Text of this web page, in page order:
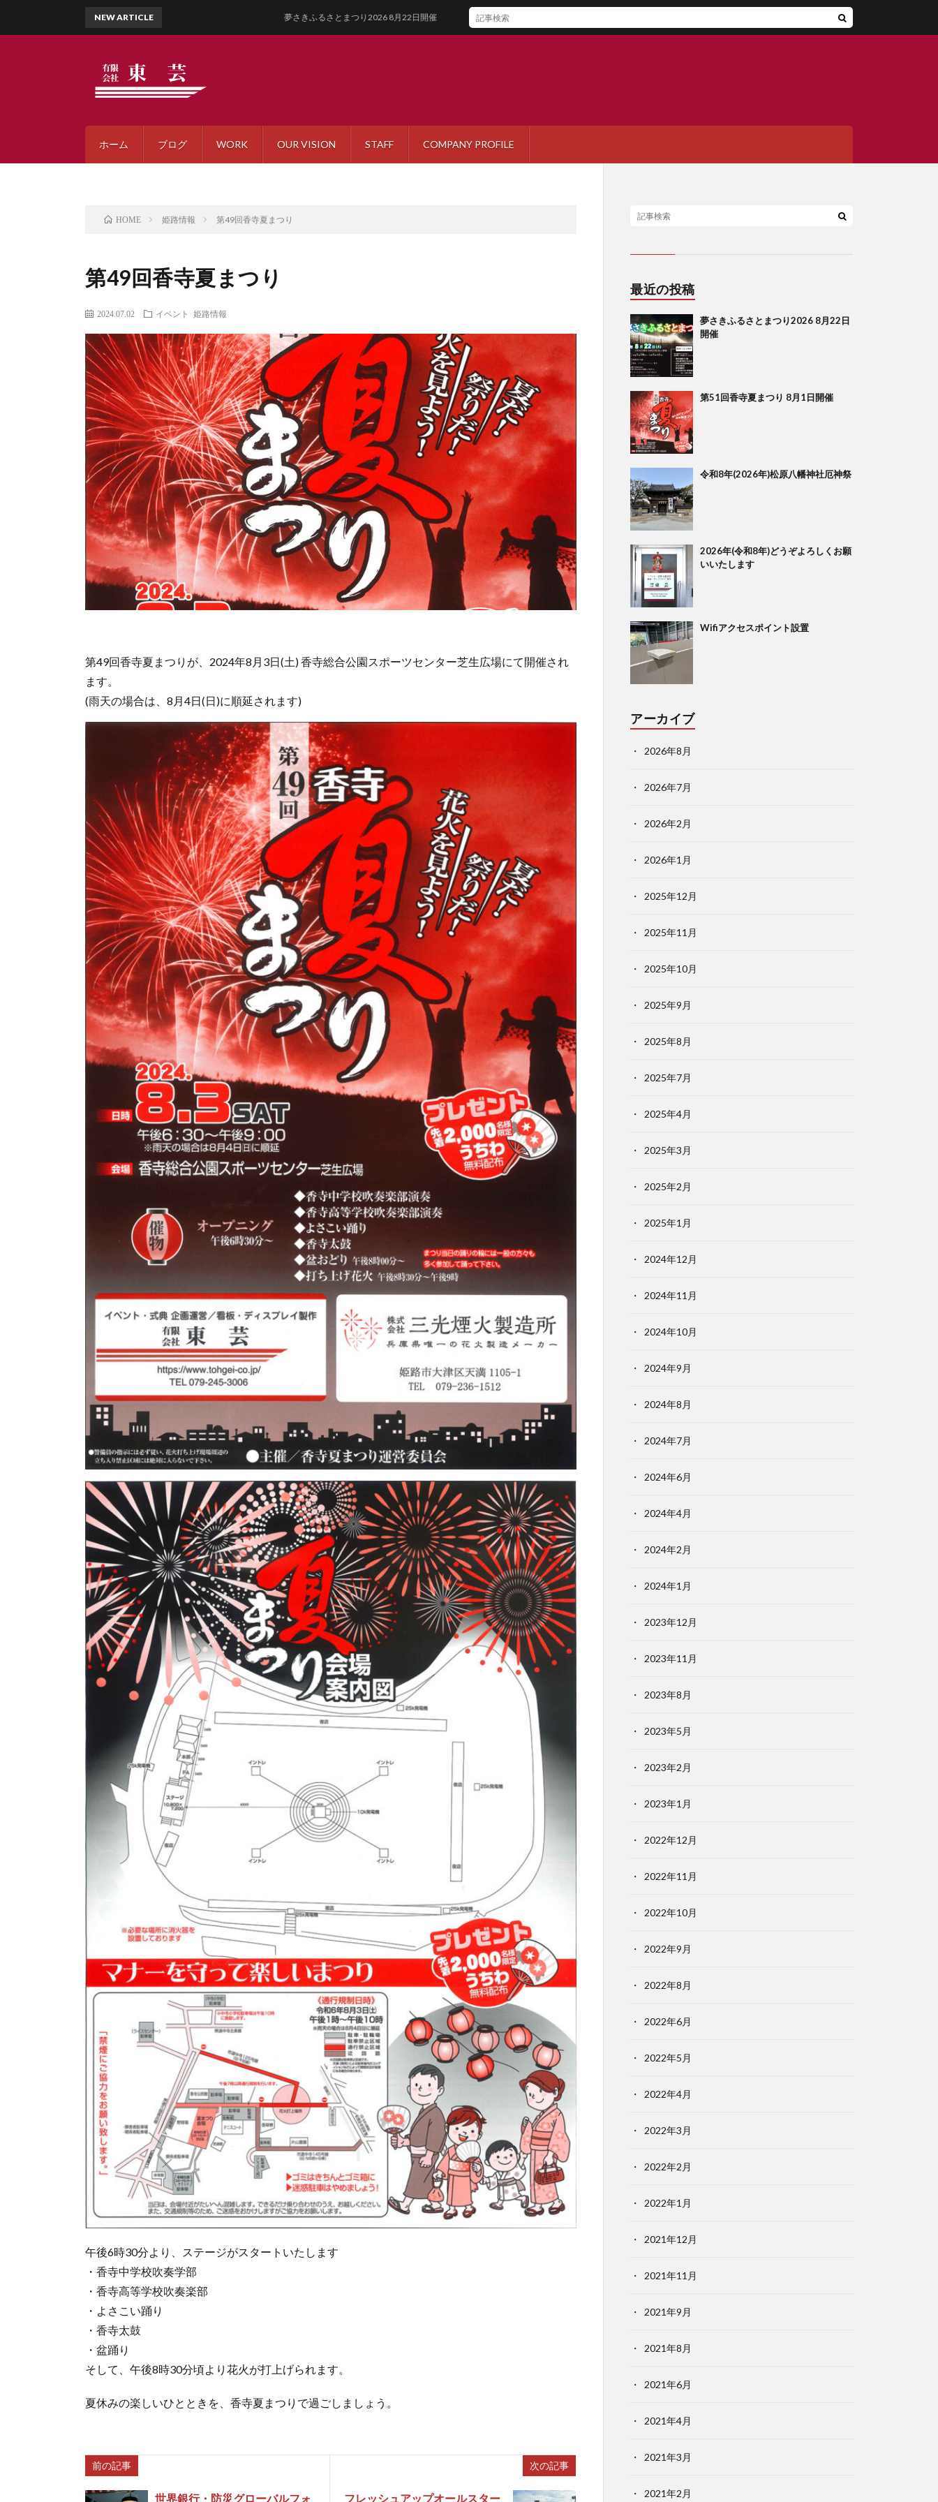
ホーム ブログ WORK OUR VISION STAFF COMPANY PROFILE
NEW ARTICLE 夢さきふるさとまつり2026 8月22日開催
HOME 姫路情報 第49回香寺夏まつり
第49回香寺夏まつり
2024.07.02 イベント 姫路情報
第49回香寺夏まつりが、2024年8月3日(土) 香寺総合公園スポーツセンター芝生広場にて開催され
ます。
(雨天の場合は、8月4日(日)に順延されます)
午後6時30分より、ステージがスタートいたします
・香寺中学校吹奏学部
・香寺高等学校吹奏楽部
・よさこい踊り
・香寺太鼓
・盆踊り
そして、午後8時30分頃より花火が打上げられます。
夏休みの楽しいひとときを、香寺夏まつりで過ごしましょう。
前の記事
世界銀行・防災グローバルフォ
次の記事
フレッシュアップオールスター
最近の投稿
夢さきふるさとまつり2026 8月22日
開催
第51回香寺夏まつり 8月1日開催
令和8年(2026年)松原八幡神社厄神祭
2026年(令和8年)どうぞよろしくお願
いいたします
Wifiアクセスポイント設置
アーカイブ
2026年8月
2026年7月
2026年2月
2026年1月
2025年12月
2025年11月
2025年10月
2025年9月
2025年8月
2025年7月
2025年4月
2025年3月
2025年2月
2025年1月
2024年12月
2024年11月
2024年10月
2024年9月
2024年8月
2024年7月
2024年6月
2024年4月
2024年2月
2024年1月
2023年12月
2023年11月
2023年8月
2023年5月
2023年2月
2023年1月
2022年12月
2022年11月
2022年10月
2022年9月
2022年8月
2022年6月
2022年5月
2022年4月
2022年3月
2022年2月
2022年1月
2021年12月
2021年11月
2021年9月
2021年8月
2021年6月
2021年4月
2021年3月
2021年2月